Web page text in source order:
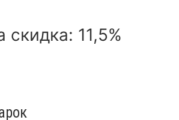
скидка: 11,5%